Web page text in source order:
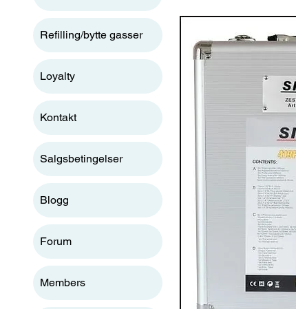
Refilling/bytte gasser
Loyalty
Kontakt
Salgsbetingelser
Blogg
Forum
Members